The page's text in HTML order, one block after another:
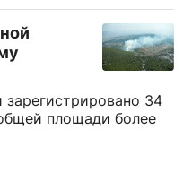
34
площади более